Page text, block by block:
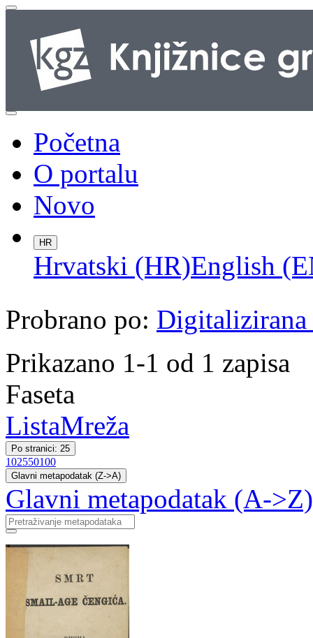
Početna
O portalu
Novo
HR
Hrvatski (HR)English
Probrano po: Digitalizirana
Prikazano 1-1 od 1 zapisa
Faseta
ListaMreža
Po stranici: 25
102550100
Glavni metapodatak (Z->A)
Glavni metapodatak (A->Z)